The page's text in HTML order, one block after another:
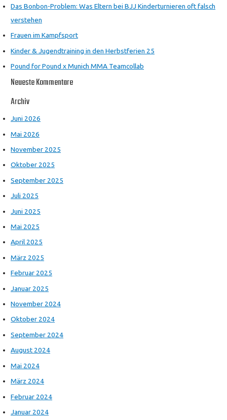
Das Bonbon-Problem: Was Eltern bei BJJ Kinderturnieren oft falsch
verstehen
Frauen im Kampfsport
Kinder & Jugendtraining in den Herbstferien 25
Pound for Pound x Munich MMA Teamcollab
Neueste Kommentare
Archiv
Juni 2026
Mai 2026
November 2025
Oktober 2025
September 2025
Juli 2025
Juni 2025
Mai 2025
April 2025
März 2025
Februar 2025
Januar 2025
November 2024
Oktober 2024
September 2024
August 2024
Mai 2024
März 2024
Februar 2024
Januar 2024